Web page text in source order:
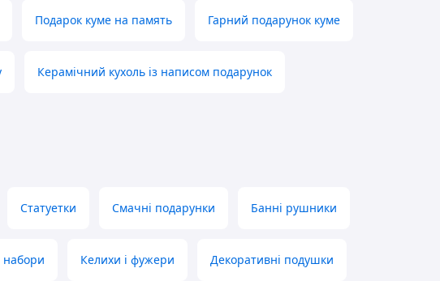
Подарок куме на память Гарний подарунок куме
Керамічний кухоль із написом подарунок
Статуетки Смачні подарунки Банні рушники
набори Келихи і фужери Декоративні подушки